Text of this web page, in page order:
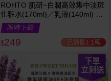
ROHTO 肌研~白潤高效集中淡斑
化粧水(170ml)／乳液(140ml) 款
式可選
限時下殺
$249 已銷售1.1萬
下單
立刻送